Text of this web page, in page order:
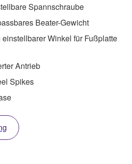
Spannschraube
Beater-Gewicht
Winkel für Fußplatte
Antrieb
Spikes